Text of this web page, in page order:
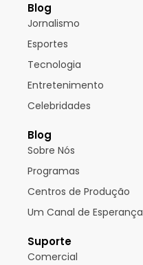
Blog
Jornalismo
Esportes
Tecnologia
Entretenimento
Celebridades
Blog
Sobre Nós
Programas
Centros de Produção
Um Canal de Esperança
Suporte
Comercial